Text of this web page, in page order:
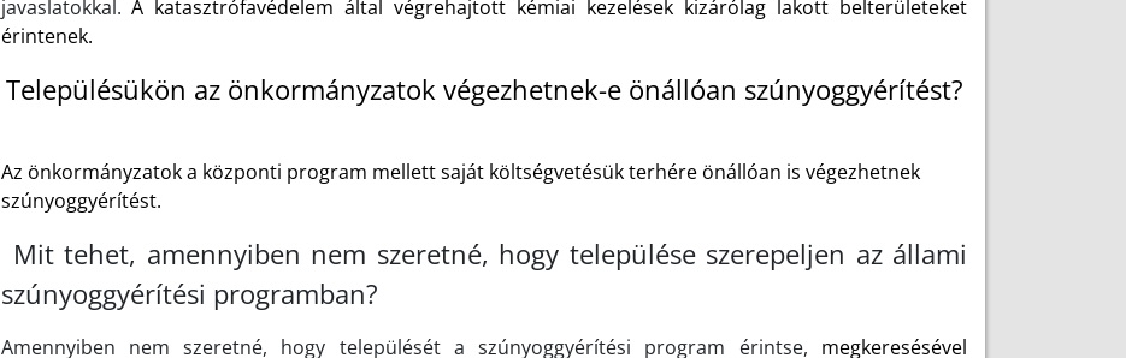
javaslatokkal.A katasztrófavédelem által végrehajtott kémiai kezelések kizárólag lakott belterületeket
érintenek.
Településükön az önkormányzatok végezhetnek-e önállóan szúnyoggyérítést?
Az önkormányzatok a központi program mellett saját költségvetésük terhére önállóan is végezhetnek
szúnyoggyérítést.
Mit tehet, amennyiben nem szeretné, hogy települése szerepeljen az állami
szúnyoggyérítési programban?
Amennyiben nem szeretné, hogy települését a szúnyoggyérítési program érintse, megkeresésével